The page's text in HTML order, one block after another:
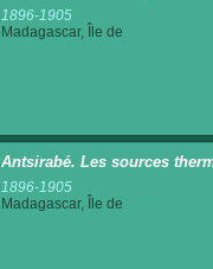
1896-1905
Madagascar, Île de
Antsirabé. Les sources
1896-1905
Madagascar, Île de